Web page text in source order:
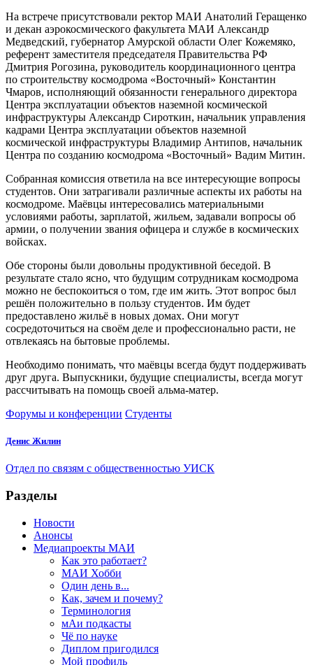
На встрече присутствовали ректор МАИ Анатолий Геращенко
и декан аэрокосмического факультета МАИ Александр
Медведский, губернатор Амурской области Олег Кожемяко,
референт заместителя председателя Правительства РФ
Дмитрия Рогозина, руководитель координационного центра
по строительству космодрома «Восточный» Константин
Чмаров, исполняющий обязанности генерального директора
Центра эксплуатации объектов наземной космической
инфраструктуры Александр Сироткин, начальник управления
кадрами Центра эксплуатации объектов наземной
космической инфраструктуры Владимир Антипов, начальник
Центра по созданию космодрома «Восточный» Вадим Митин.
Собранная комиссия ответила на все интересующие вопросы
студентов. Они затрагивали различные аспекты их работы на
космодроме. Маёвцы интересовались материальными
условиями работы, зарплатой, жильем, задавали вопросы об
армии, о получении звания офицера и службе в космических
войсках.
Обе стороны были довольны продуктивной беседой. В
результате стало ясно, что будущим сотрудникам космодрома
можно не беспокоиться о том, где им жить. Этот вопрос был
решён положительно в пользу студентов. Им будет
предоставлено жильё в новых домах. Они могут
сосредоточиться на своём деле и профессионально расти, не
отвлекаясь на бытовые проблемы.
Необходимо понимать, что маёвцы всегда будут поддерживать
друг друга. Выпускники, будущие специалисты, всегда могут
рассчитывать на помощь своей альма-матер.
Форумы и конференции Студенты
Денис Жилин
Отдел по связям с общественностью УИСК
Разделы
Новости
Анонсы
Медиапроекты МАИ
Как это работает?
МАИ Хобби
Один день в...
Как, зачем и почему?
Терминология
мАи подкасты
Чё по науке
Диплом пригодился
Мой профиль